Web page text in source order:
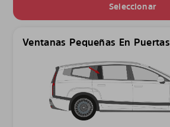
Seleccionar
Ventanas Pequeñas En Puertas